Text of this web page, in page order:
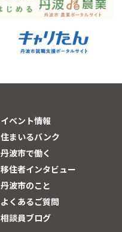
イベント情報
住まいるバンク
丹波市で働く
移住者インタビュー
丹波市のこと
よくあるご質問
相談員ブログ